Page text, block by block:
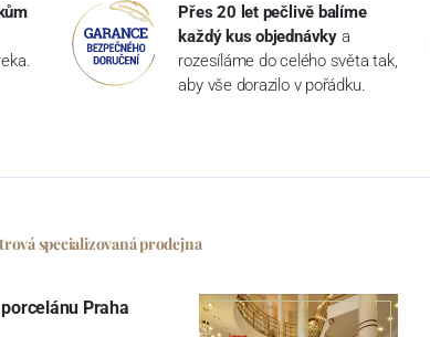
Přes 20 let pečlivě balíme
každý kus objednávky a
rozesíláme do celého světa tak,
aby vše dorazilo v pořádku.
specializovaná prodejna
Praha